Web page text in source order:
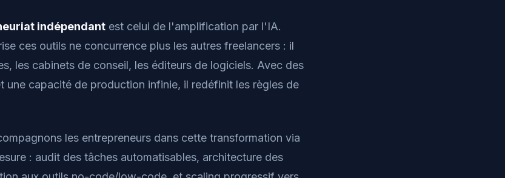
indépendant est celui de l'amplification par l'IA.
ces outils ne concurrence plus les autres freelancers : il
les cabinets de conseil, les éditeurs de logiciels. Avec des
une capacité de production infinie, il redéfinit les règles de
les entrepreneurs dans cette transformation via
: audit des tâches automatisables, architecture des